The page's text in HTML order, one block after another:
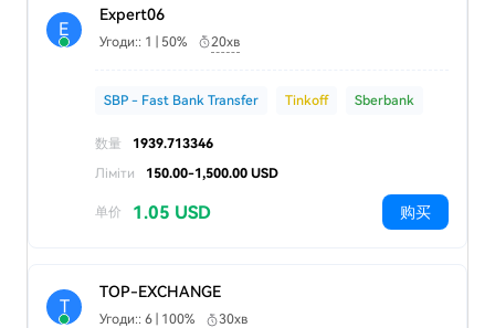
E
Expert06
Угоди:: 1 | 50% 20хв
SBP - Fast Bank Transfer Tinkoff Sberbank
数量
1939.713346
Ліміти
150.00-1,500.00 USD
单价 1.05 USD 购买
T
TOP-EXCHANGE
Угоди:: 6 | 100% 30хв